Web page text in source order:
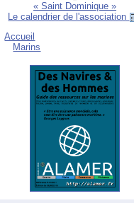
« Saint Dominique »
Le calendrier de l'association
Accueil
Marins